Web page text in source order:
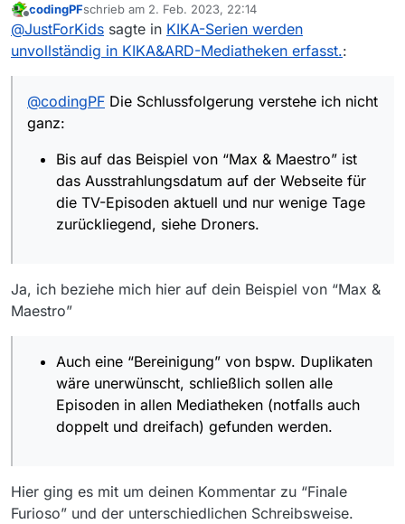
Bis auf das Beispiel von “Max & Maestro” ist
das Ausstrahlungsdatum auf der Webseite
für die TV-Episoden aktuell und nur wenige
Duplikaten wäre unerwünscht, schließlich
Und ich kann gerne noch mehr Beispiele
auftreiben. 3 Serien versucht = 3x Probleme, bei
Offline
codingPFschrieb am 2. Feb. 2023, 22:14
zuletzt editiert von
@JustForKids sagte in KIKA-Serien werden
unvollständig in KIKA&ARD-Mediatheken erfasst.:
@codingPF Die Schlussfolgerung verstehe ich nicht
ganz:
Bis auf das Beispiel von “Max & Maestro” ist
das Ausstrahlungsdatum auf der Webseite für
die TV-Episoden aktuell und nur wenige Tage
zurückliegend, siehe Droners.
Ja, ich beziehe mich hier auf dein Beispiel von “Max &
Maestro”
Auch eine “Bereinigung” von bspw. Duplikaten
wäre unerwünscht, schließlich sollen alle
Episoden in allen Mediatheken (notfalls auch
doppelt und dreifach) gefunden werden.
Hier ging es mit um deinen Kommentar zu “Finale
Furioso” und der unterschiedlichen Schreibsweise.